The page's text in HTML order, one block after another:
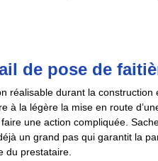
de pose de
réalisable durant la
à la légère la mise en route
une action compliquée.
un grand pas qui garantit la
du prestataire.